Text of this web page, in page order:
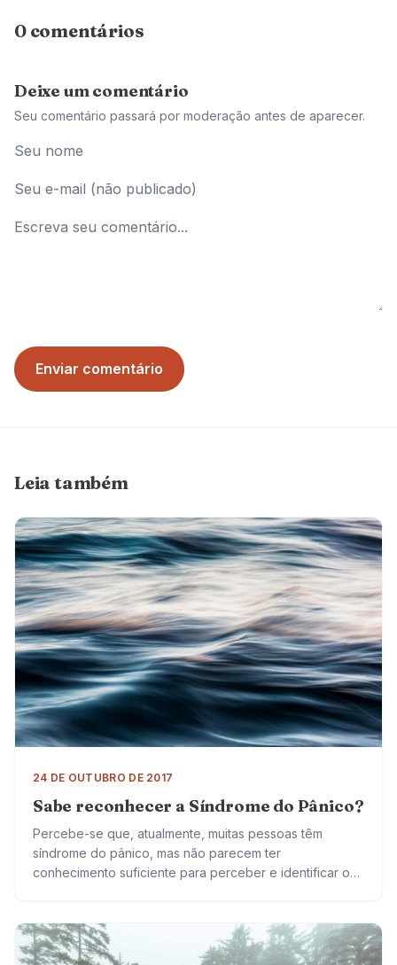
0 comentários
Deixe um comentário
Seu comentário passará por moderação antes de aparecer.
Enviar comentário
Leia também
24 DE OUTUBRO DE 2017
Sabe reconhecer a Síndrome do Pânico?
Percebe-se que, atualmente, muitas pessoas têm
síndrome do pânico, mas não parecem ter
conhecimento suficiente para perceber e identificar o